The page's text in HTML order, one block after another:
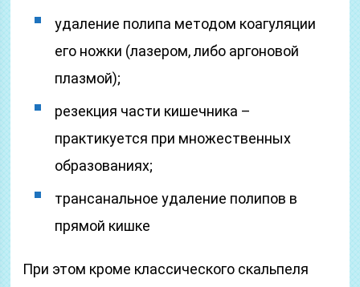
удаление полипа методом коагуляции
его ножки (лазером, либо аргоновой
плазмой);
резекция части кишечника –
практикуется при множественных
образованиях;
трансанальное удаление полипов в
прямой кишке
При этом кроме классического скальпеля